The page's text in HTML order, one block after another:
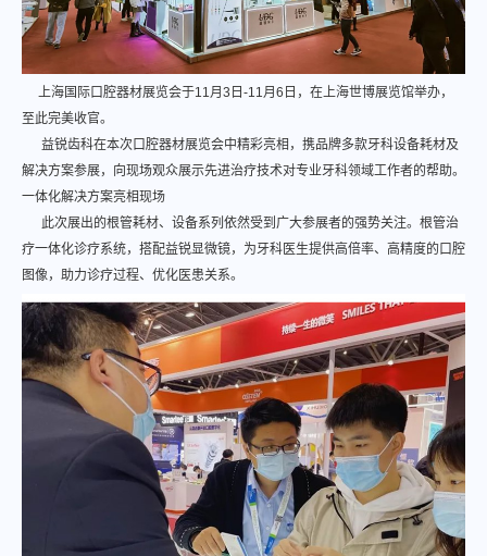
上海国际口腔器材展览会于11月3日-11月6日，在上海世博展览馆举办，
至此完美收官。
益锐齿科在本次口腔器材展览会中精彩亮相，携品牌多款牙科设备耗材及
解决方案参展，向现场观众展示先进治疗技术对专业牙科领域工作者的帮助。
一体化解决方案亮相现场
此次展出的根管耗材、设备系列依然受到广大参展者的强势关注。根管治
疗一体化诊疗系统，搭配益锐显微镜，为牙科医生提供高倍率、高精度的口腔
图像，助力诊疗过程、优化医患关系。